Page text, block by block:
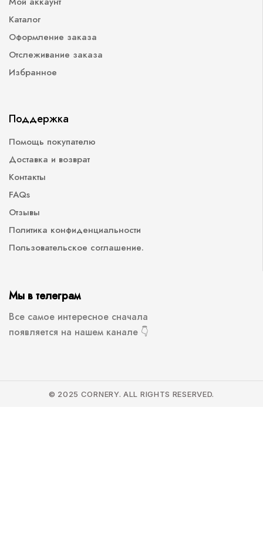
Каталог
Оформление заказа
Отслеживание заказа
Избранное
Поддержка
Помощь покупателю
Доставка и возврат
Контакты
FAQs
Отзывы
Политика конфиденциальности
Пользовательское соглашение.
Мы в телеграм
Все самое интересное сначала
появляется на нашем канале 👇
© 2025 CORNERY. ALL RIGHTS RESERVED.